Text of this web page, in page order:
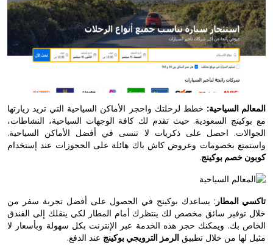
المعالم السياحية: خطط لرحلتك واحجز الأماكن السياحية التي تريد زيارتها
مع بوكينج السعودية. حيث تقدم لك كافة الوجهات السياحية، النشاطات،
الجوالات. احصل على ذكريات لا تنسى في أفضل الأماكن السياحية.
واستمتع بخصومات وعروض كاش باك هائلة على الحجوزات عند إستخدام
كوبون خصم بوكينج.
تاكسي المطار : يساعدك بوكينح في الحصول على أفضل تجربة سفر من
خلال توفير سائق مخصص لك ينتظرك أمام المطار لكي ينقلك إلى الفندق
الخاص بك. ويمكنك حجز هذه الخدمة عبر الإنترنت بكل سهولة وبأسعار لا
مثيل لها من خلال تطبيق الرمز الترويجي بوكينج عند الدفع.